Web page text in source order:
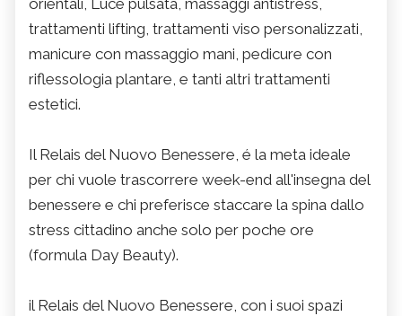
orientali, Luce pulsata, massaggi antistress,
trattamenti lifting, trattamenti viso personalizzati,
manicure con massaggio mani, pedicure con
riflessologia plantare, e tanti altri trattamenti
estetici.
Il Relais del Nuovo Benessere, é la meta ideale
per chi vuole trascorrere week-end all'insegna del
benessere e chi preferisce staccare la spina dallo
stress cittadino anche solo per poche ore
(formula Day Beauty).
il Relais del Nuovo Benessere, con i suoi spazi